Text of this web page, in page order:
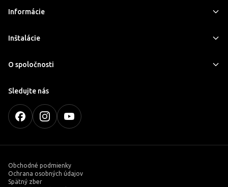
Informácie
Inštalácie
O spoločnosti
Sledujte nás
Obchodné podmienky
Ochrana osobných údajov
Spätný zber